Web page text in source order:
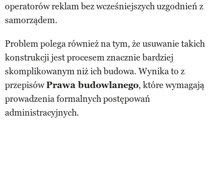
operatorów reklam bez wcześniejszych uzgodnień z
samorządem.
Problem polega również na tym, że usuwanie takich
konstrukcji jest procesem znacznie bardziej
skomplikowanym niż ich budowa. Wynika to z
przepisówPrawa budowlanego, które wymagają
prowadzenia formalnych postępowań
administracyjnych.